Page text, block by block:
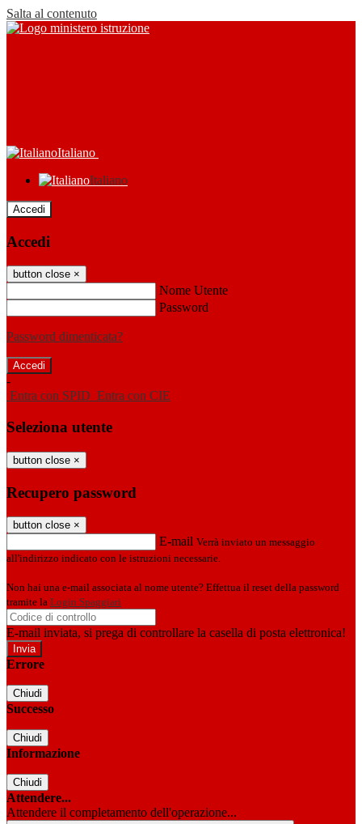
Salta al contenuto
Italiano
Italiano
Accedi
Accedi
button close ×
Nome Utente
Password
Password dimenticata?
-
Entra con SPID Entra con CIE
Seleziona utente
button close ×
Recupero password
button close ×
E-mail Verrà inviato un messaggio
all'indirizzo indicato con le istruzioni necessarie.
Non hai una e-mail associata al nome utente? Effettua il reset della password
tramite la Login Spaggiari
E-mail inviata, si prega di controllare la casella di posta elettronica!
Errore
Chiudi
Successo
Chiudi
Informazione
Chiudi
Attendere...
Attendere il completamento dell'operazione...